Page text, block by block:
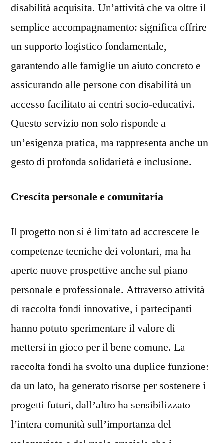
disabilità acquisita. Un’attività che va oltre il
semplice accompagnamento: significa offrire
un supporto logistico fondamentale,
garantendo alle famiglie un aiuto concreto e
assicurando alle persone con disabilità un
accesso facilitato ai centri socio-educativi.
Questo servizio non solo risponde a
un’esigenza pratica, ma rappresenta anche un
gesto di profonda solidarietà e inclusione.
Crescita personale e comunitaria
Il progetto non si è limitato ad accrescere le
competenze tecniche dei volontari, ma ha
aperto nuove prospettive anche sul piano
personale e professionale. Attraverso attività
di raccolta fondi innovative, i partecipanti
hanno potuto sperimentare il valore di
mettersi in gioco per il bene comune. La
raccolta fondi ha svolto una duplice funzione:
da un lato, ha generato risorse per sostenere i
progetti futuri, dall’altro ha sensibilizzato
l’intera comunità sull’importanza del